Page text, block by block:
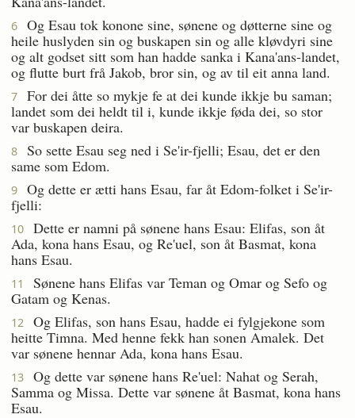
6
Og Esau tok konone sine, sønene og døtterne sine og
heile huslyden sin og buskapen sin og alle kløvdyri sine
og alt godset sitt som han hadde sanka i Kana'ans-landet,
og flutte burt frå Jakob, bror sin, og av til eit anna land.
7
For dei åtte so mykje fe at dei kunde ikkje bu saman;
landet som dei heldt til i, kunde ikkje føda dei, so stor
var buskapen deira.
8
So sette Esau seg ned i Se'ir-fjelli; Esau, det er den
same som Edom.
9
Og dette er ætti hans Esau, far åt Edom-folket i Se'ir-
fjelli:
10
Dette er namni på sønene hans Esau: Elifas, son åt
Ada, kona hans Esau, og Re'uel, son åt Basmat, kona
hans Esau.
11
Sønene hans Elifas var Teman og Omar og Sefo og
Gatam og Kenas.
12
Og Elifas, son hans Esau, hadde ei fylgjekone som
heitte Timna. Med henne fekk han sonen Amalek. Det
var sønene hennar Ada, kona hans Esau.
13
Og dette var sønene hans Re'uel: Nahat og Serah,
Samma og Missa. Dette var sønene åt Basmat, kona hans
Esau.